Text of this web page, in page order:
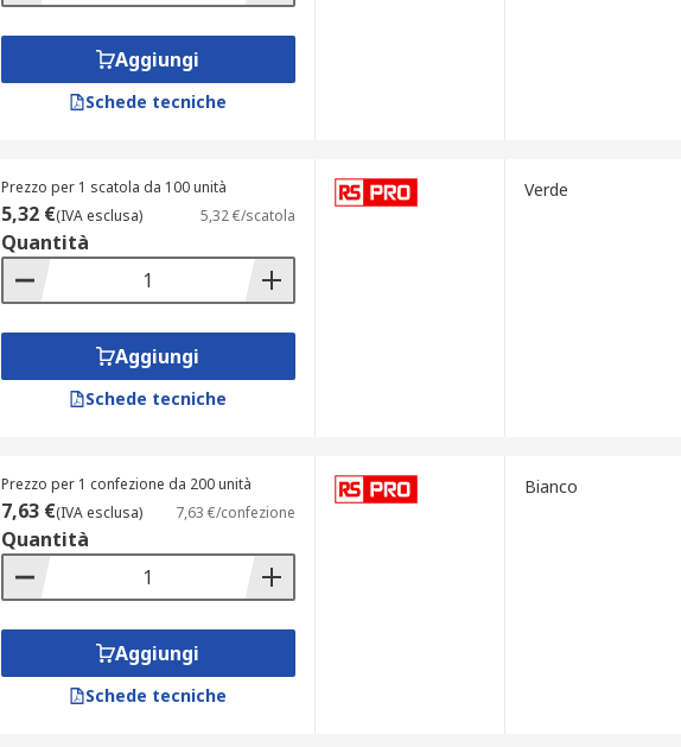
Aggiungi
Schede tecniche
Prezzo per 1 scatola da 100 unità
5,32 €(IVA esclusa) 5,32 €/scatola
Quantità
Aggiungi
Schede tecniche
Verde
Prezzo per 1 confezione da 200 unità
7,63 €(IVA esclusa) 7,63 €/confezione
Quantità
Aggiungi
Schede tecniche
Bianco